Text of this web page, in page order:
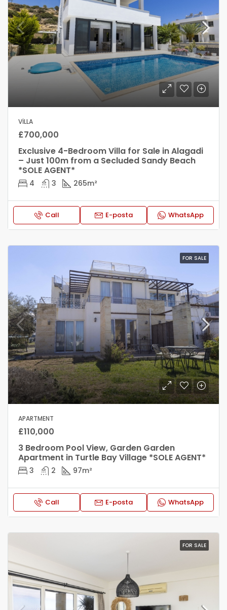
VILLA
£700,000
Exclusive 4-Bedroom Villa for Sale in Alagadi
– Just 100m from a Secluded Sandy Beach
*SOLE AGENT*
4 3 265m²
Call E-posta WhatsApp
FOR SALE
APARTMENT
£110,000
3 Bedroom Pool View, Garden Garden
Apartment in Turtle Bay Village *SOLE AGENT*
3 2 97m²
Call E-posta WhatsApp
FOR SALE